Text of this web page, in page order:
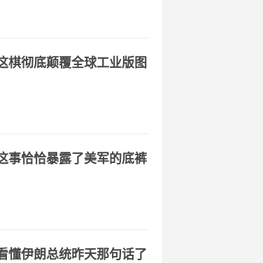
棋彻底颠覆全球工业版图
事恰恰暴露了美军的底裤
懂伊朗总统昨天那句话了